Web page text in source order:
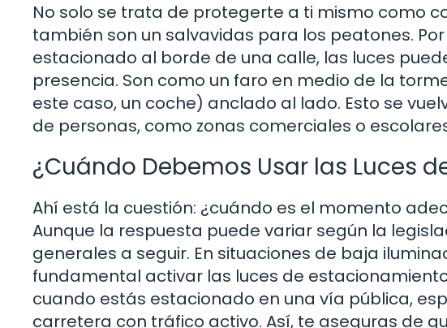
No solo se trata de protegerte a ti mismo como
también son un salvavidas para los peatones.
estacionado al borde de una calle, las luces
presencia. Son como un faro en medio de la
este caso, un coche) anclado al lado. Esto se
de personas, como zonas comerciales o
¿Cuándo Debemos Usar las Luces
Ahí está la cuestión: ¿cuándo es el momento
Aunque la respuesta puede variar según la
generales a seguir. En situaciones de baja
fundamental activar las luces de
cuando estás estacionado en una vía pública,
carretera con tráfico activo. Así, te aseguras de